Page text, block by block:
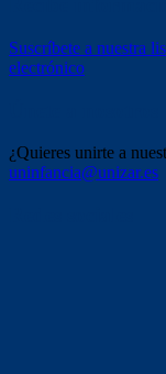
Suscríbete a nuestra
electrónico
¿Quieres unirte a
uninfancia@unizar.es